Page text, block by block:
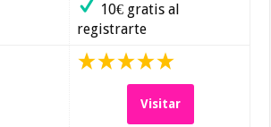
10€ gratis al
registrarte
Visitar